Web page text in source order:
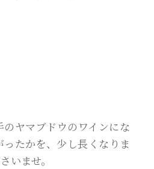
ヤマブドウのワインにな
たかを、少し長くなりま
いませ。